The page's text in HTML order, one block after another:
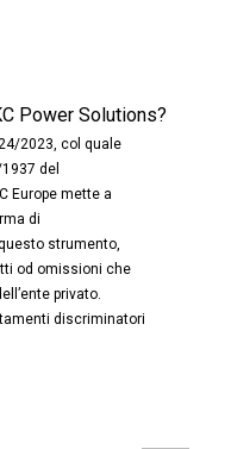
Power Solutions?
2023, col quale
del
Europe mette a
di
strumento,
od omissioni che
privato.
discriminatori